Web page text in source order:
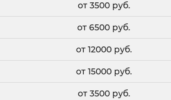
от 3500 руб.
от 6500 руб.
от 12000 руб.
от 15000 руб.
от 3500 руб.